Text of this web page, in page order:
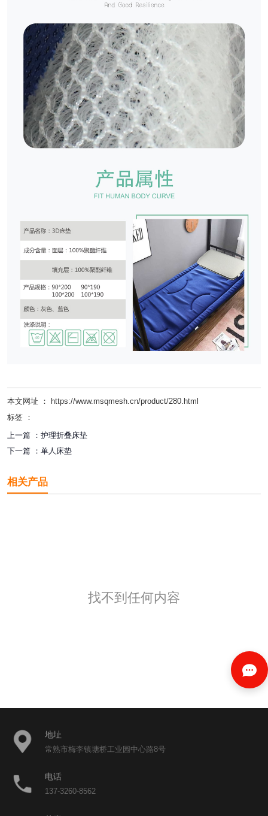
本文网址 ： https://www.msqmesh.cn/product/280.html
标签 ：
上一篇 ： 护理折叠床垫
下一篇 ： 单人床垫
相关产品
找不到任何内容
地址
常熟市梅李镇塘桥工业园中心路8号
电话
137-3260-8562